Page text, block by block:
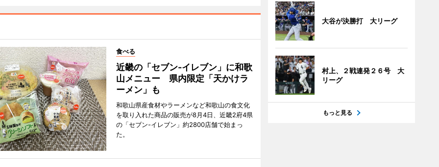
食べる
近畿の「セブン-イレブン」に和歌
山メニュー 県内限定「天かけラ
ーメン」も
和歌山県産食材やラーメンなど和歌山の食文化
を取り入れた商品の販売が8月4日、近畿2府4県
の「セブン-イレブン」約2800店舗で始まっ
た。
大谷が決勝打 大リーグ
村上、２戦連発２６号 大
リーグ
もっと見る